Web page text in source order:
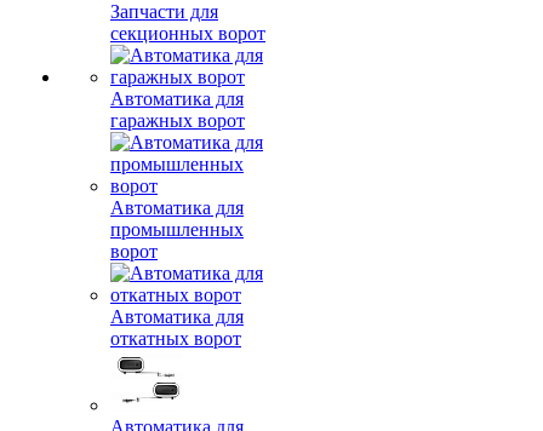
Запчасти для
секционных ворот
Автоматика для
гаражных ворот
Автоматика для
промышленных
ворот
Автоматика для
откатных ворот
Автоматика для